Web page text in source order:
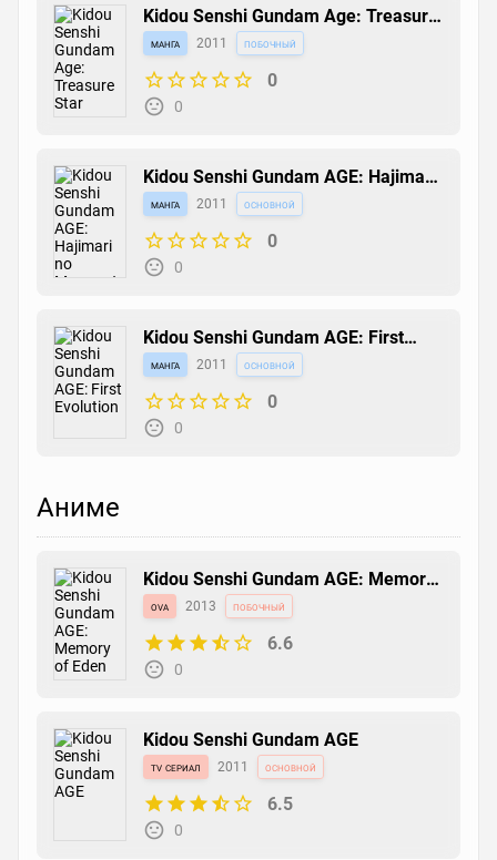
Kidou Senshi Gundam Age: Treasure
Star
манга 2011 побочный
0
0
Kidou Senshi Gundam AGE: Hajimari
no Monogatari
манга 2011 основной
0
0
Kidou Senshi Gundam AGE: First
Evolution
манга 2011 основной
0
0
Аниме
Kidou Senshi Gundam AGE: Memory
of Eden
ova 2013 побочный
6.6
0
Kidou Senshi Gundam AGE
tv сериал 2011 основной
6.5
0